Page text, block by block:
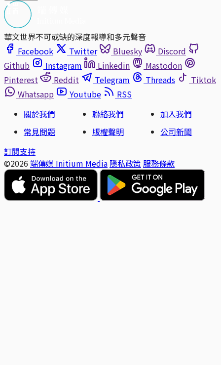
華文世界不可或缺的深度報導和多元聲音
Facebook
Twitter Bluesky
Discord
Github
Instagram Linkedin
Mastodon
Pinterest
Reddit Telegram Threads
Tiktok
Whatsapp
Youtube
RSS
關於我們
聯絡我們
加入我們
常見問題
版權聲明
公司新聞
訂閱支持
©2026 端傳媒 Initium Media 隱私政策 服務條款